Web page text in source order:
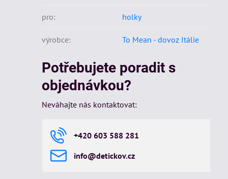
pro: holky
výrobce: To Mean - dovoz Itálie
Potřebujete poradit s
objednávkou?
Neváhajte nás kontaktovat:
+420 603 588 281
info​@detickov​.cz